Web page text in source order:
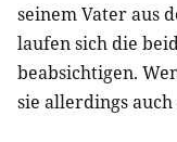
seinem Vater aus
laufen sich die
beabsichtigen.
sie allerdings